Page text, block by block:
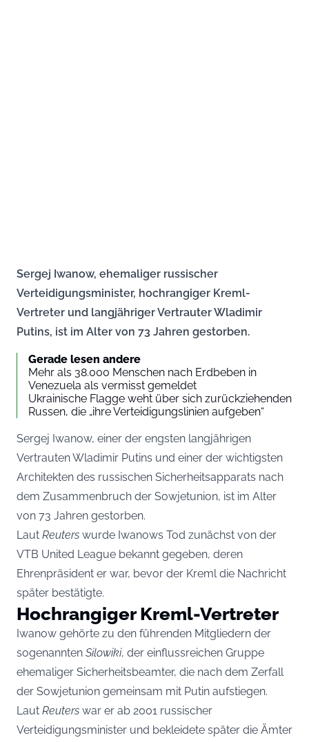
Sergej Iwanow, ehemaliger russischer
Verteidigungsminister, hochrangiger Kreml-
Vertreter und langjähriger Vertrauter Wladimir
Putins, ist im Alter von 73 Jahren gestorben.
Gerade lesen andere
Mehr als 38.000 Menschen nach Erdbeben in
Venezuela als vermisst gemeldet
Ukrainische Flagge weht über sich zurückziehenden
Russen, die „ihre Verteidigungslinien aufgeben“
Sergej Iwanow, einer der engsten langjährigen
Vertrauten Wladimir Putins und einer der wichtigsten
Architekten des russischen Sicherheitsapparats nach
dem Zusammenbruch der Sowjetunion, ist im Alter
von 73 Jahren gestorben.
Laut Reuters wurde Iwanows Tod zunächst von der
VTB United League bekannt gegeben, deren
Ehrenpräsident er war, bevor der Kreml die Nachricht
später bestätigte.
Hochrangiger Kreml-Vertreter
Iwanow gehörte zu den führenden Mitgliedern der
sogenannten Silowiki, der einflussreichen Gruppe
ehemaliger Sicherheitsbeamter, die nach dem Zerfall
der Sowjetunion gemeinsam mit Putin aufstiegen.
Laut Reuters war er ab 2001 russischer
Verteidigungsminister und bekleidete später die Ämter